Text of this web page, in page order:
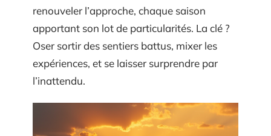
renouveler l’approche, chaque saison
apportant son lot de particularités. La clé ?
Oser sortir des sentiers battus, mixer les
expériences, et se laisser surprendre par
l’inattendu.